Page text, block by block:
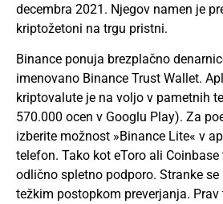
decembra 2021. Njegov namen je
kriptožetoni na trgu pristni.
Binance ponuja brezplačno
imenovano Binance Trust Wallet.
kriptovalute je na voljo v pametnih
570.000 ocen v Googlu Play). Za
izberite možnost »Binance Lite« v
telefon. Tako kot eToro ali
odlično spletno podporo. Stranke
težkim postopkom preverjanja. Prav